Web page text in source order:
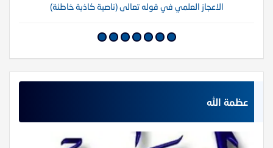
الاعجاز العلمي في قوله تعالى (ناصية كاذبة خاطئة)
عظمة الله